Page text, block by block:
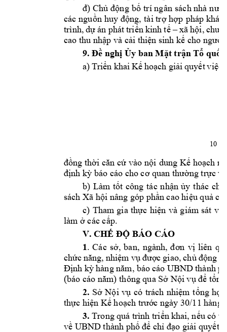
đ) Chủ động bố trí ngân sách nhà
các nguồn huy động, tài trợ hợp pháp
trình, dự án phát triển kinh tế – xã hội,
cao thu nhập và cải thiện sinh kế cho người
9. Đề nghị Ủy ban Mặt trận Tổ quốc
a) Triển khai Kế hoạch giải quyếtviệc
10
đồng thời căn cứ vào nội dung Kế hoạch
định kỳ báo cáo cho cơ quan thường trực về
b) Làm tốt công tác nhận ủy thác cho
sách Xã hội nâng góp phần cao hiệu quả
c) Tham gia thực hiện và giám sát
làm ở các cấp.
V. CHẾ ĐỘ BÁO CÁO
1. Các sở, ban, ngành, đơn vị liên
chức năng, nhiệm vụ được giao, chủ động
Định kỳ hàng năm, báo cáo UBND thành
(báo cáo năm) thông qua Sở Nội vụ để tổng
2. Sở Nội vụ có trách nhiệm tổng hợp
thực hiện Kế hoạch trước ngày 30/11 hàng
3. Trong quá trình triển khai, nếu có
về UBND thành phố để chỉ đạo giải quyết./.